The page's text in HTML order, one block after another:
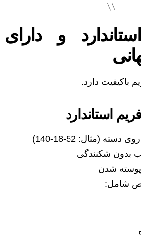
و دارای
باکیفیت دارد.
استاندارد
(مثال: 52-18-140)
بدون شکنندگی
پوسته شدن
شامل: